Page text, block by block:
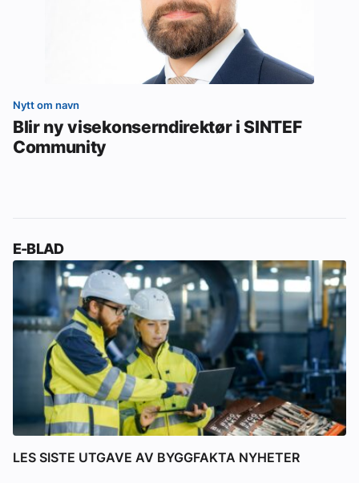
Nytt om navn
Blir ny visekonserndirektør i SINTEF
Community
E-BLAD
LES SISTE UTGAVE AV BYGGFAKTA NYHETER